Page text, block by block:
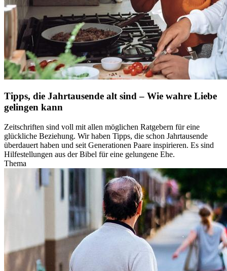
Tipps, die Jahrtausende alt sind – Wie wahre Liebe
gelingen kann
Zeitschriften sind voll mit allen möglichen Ratgebern für eine
glückliche Beziehung. Wir haben Tipps, die schon Jahrtausende
überdauert haben und seit Generationen Paare inspirieren. Es sind
Hilfestellungen aus der Bibel für eine gelungene Ehe.
Thema